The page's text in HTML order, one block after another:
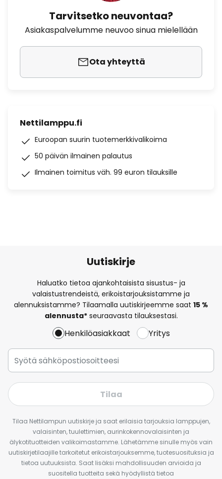
Tarvitsetko neuvontaa?
Asiakaspalvelumme neuvoo sinua mielellään
Ota yhteyttä
Nettilamppu.fi
Euroopan suurin tuotemerkkivalikoima
50 päivän ilmainen palautus
Ilmainen toimitus väh. 99 euron tilauksille
Uutiskirje
Haluatko tietoa ajankohtaisista sisustus- ja
valaistustrendeistä, erikoistarjouksistamme ja
alennuksistamme? Tilaamalla uutiskirjeemme saat 15 %
alennusta*seuraavasta tilauksestasi.
Henkilöasiakkaat Yritys
Tilaa
Tilaa Nettilampun uutiskirje ja saat erilaisia tarjouksia lamppujen,
valaisinten, tuulettimien, aurinkokennovalaisinten ja
älykotituotteiden valikoimastamme. Lähetämme sinulle myös vain
uutiskirjetilaajille tarkoitetut erikoistarjouksemme, tuotesuosituksia ja
tietoa uutuuksista. Saat lisäksi mahdollisuuden arvioida ja
suositella tuotteita sekä hyödyllistä tietoa